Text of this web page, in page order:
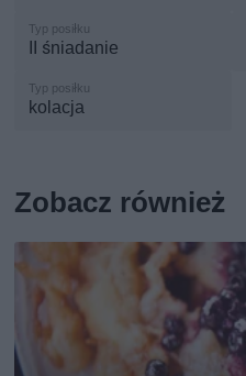
II śniadanie
kolacja
Zobacz również